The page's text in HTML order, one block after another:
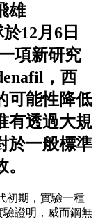
雄
12月6日
項新研究
，西
可能性降低
有透過大規
於一般標準
初期，實驗一種
證明，威而鋼無